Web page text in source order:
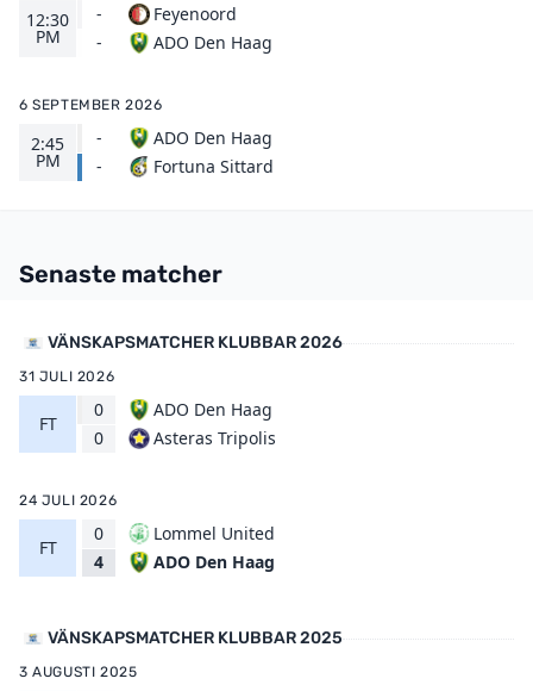
12:30
PM
-
-
Feyenoord
ADO Den Haag
6 SEPTEMBER 2026
2:45
PM
-
-
ADO Den Haag
Fortuna Sittard
Senaste matcher
VÄNSKAPSMATCHER KLUBBAR 2026
31 JULI 2026
FT
0
0
ADO Den Haag
Asteras Tripolis
24 JULI 2026
FT
0
4
Lommel United
ADO Den Haag
VÄNSKAPSMATCHER KLUBBAR 2025
3 AUGUSTI 2025